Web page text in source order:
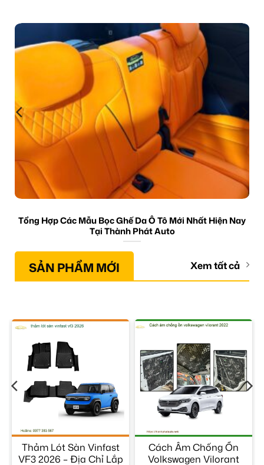
Tổng Hợp Các Mẫu Bọc Ghế Da Ô Tô Mới Nhất Hiện Nay
Tại Thành Phát Auto
SẢN PHẨM MỚI Xem tất cả
Thảm Lót Sàn Vinfast
VF3 2026 – Địa Chỉ Lắp
Cách Âm Chống Ồn
Volkswagen Vilorant